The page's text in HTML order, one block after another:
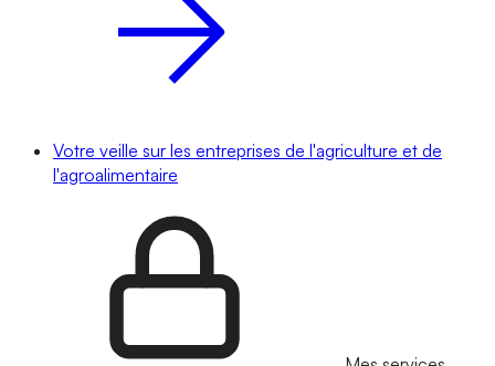
Votre veille sur les entreprises de l'agriculture et de
l'agroalimentaire